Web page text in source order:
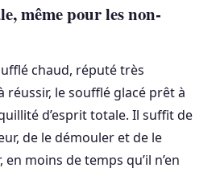
même pour les non-
chaud, réputé très
réussir, le soufflé glacé prêt à
d’esprit totale. Il suffit de
de le démouler et de le
moins de temps qu’il n’en